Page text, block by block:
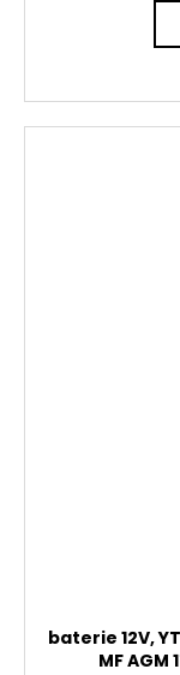
baterie 12V,
MF AGM